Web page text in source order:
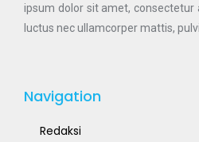
ipsum dolor sit amet, consectetur
luctus nec ullamcorper mattis,
Navigation
Redaksi